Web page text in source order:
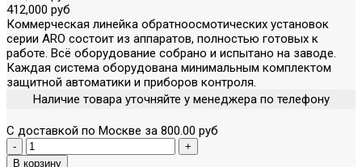
412,000 руб
Коммерческая линейка обратноосмотических установок
серии ARO состоит из аппаратов, полностью готовых к
работе. Всё оборудование собрано и испытано на заводе.
Каждая система оборудована минимальным комплектом
защитной автоматики и приборов контроля.
Наличие товара уточняйте у менеджера по телефону
С доставкой по Москве за 800.00 руб